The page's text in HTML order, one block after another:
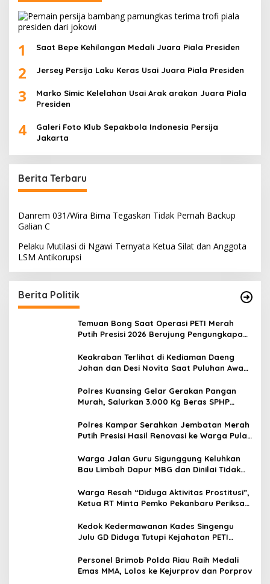
1 Saat Bepe Kehilangan Medali Juara Piala Presiden
2 Jersey Persija Laku Keras Usai Juara Piala Presiden
3
Marko Simic Kelelahan Usai Arak arakan Juara Piala
Presiden
4
Galeri Foto Klub Sepakbola Indonesia Persija
Jakarta
Berita Terbaru
Danrem 031/Wira Bima Tegaskan Tidak Pernah Backup
Galian C
Pelaku Mutilasi di Ngawi Ternyata Ketua Silat dan Anggota
LSM Antikorupsi
Berita Politik
Temuan Bong Saat Operasi PETI Merah
Putih Presisi 2026 Berujung Pengungkapan
Keakraban Terlihat di Kediaman Daeng
Johan dan Desi Novita Saat Puluhan Awak
Grup Info Lalu Lintas sekaligus Doa
Syukuran Menempati Rumah.
Polres Kuansing Gelar Gerakan Pangan
Murah, Salurkan 3.000 Kg Beras SPHP
Polres Kampar Serahkan Jembatan Merah
Putih Presisi Hasil Renovasi ke Warga Pulau
Warga Jalan Guru Sigunggung Keluhkan
Bau Limbah Dapur MBG dan Dinilai Tidak
Warga Resah “Diduga Aktivitas Prostitusi”,
Ketua RT Minta Pemko Pekanbaru Periksa
Jalan Tanjung Datuk
Kedok Kedermawanan Kades Singengu
Julu GD Diduga Tutupi Kejahatan PETI
Personel Brimob Polda Riau Raih Medali
Emas MMA, Lolos ke Kejurprov dan Porprov